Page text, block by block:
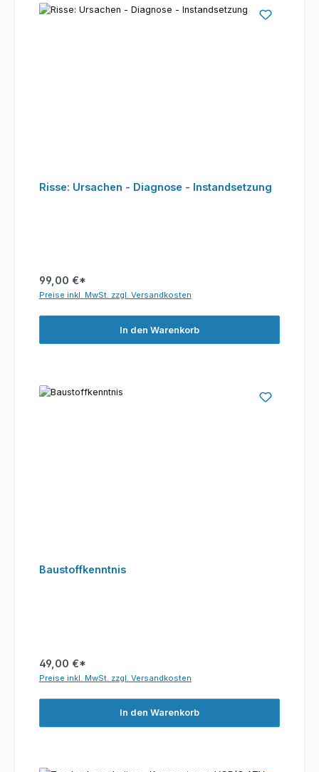
Risse: Ursachen - Diagnose - Instandsetzung
99,00 €*
Preise inkl. MwSt. zzgl. Versandkosten
In den Warenkorb
Baustoffkenntnis
49,00 €*
Preise inkl. MwSt. zzgl. Versandkosten
In den Warenkorb